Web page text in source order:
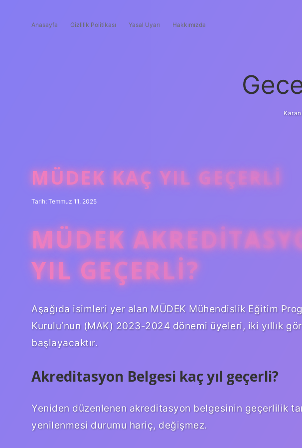
Anasayfa Gizlilik Politikası Yasal Uyarı Hakkımızda
MÜDEK KAÇ YIL GEÇERLI
Tarih: Temmuz 11, 2025
MÜDEK
YIL GEÇERLI?
Aşağıda isimleri yer alan MÜDEK Mühendislik Eğitim
Kurulu’nun (MAK) 2023-2024 dönemi üyeleri, iki yıllık
başlayacaktır.
Akreditasyon Belgesi kaç yıl geçerli?
Yeniden düzenlenen akreditasyon belgesinin geçerlilik
yenilenmesi durumu hariç, değişmez.